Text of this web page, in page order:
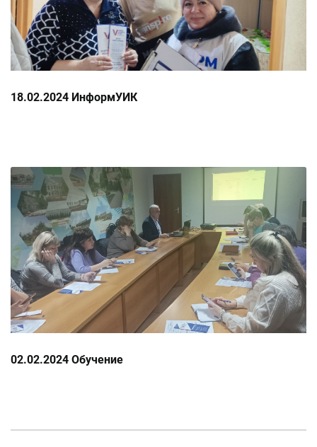
18.02.2024 ИнформУИК
02.02.2024 Обучение